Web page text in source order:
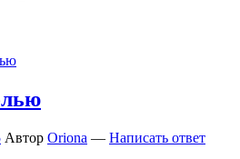
Автор Oriona — Написать ответ